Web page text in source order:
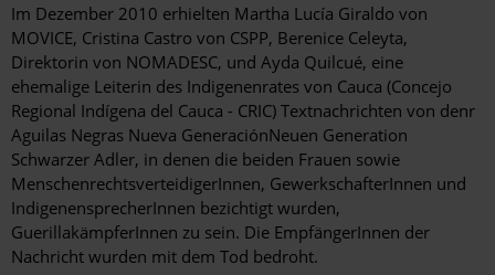
Im Dezember 2010 erhielten Martha Lucía Giraldo von
MOVICE, Cristina Castro von CSPP, Berenice Celeyta,
Direktorin von NOMADESC, und Ayda Quilcué, eine
ehemalige Leiterin des Indigenenrates von Cauca (Concejo
Regional Indígena del Cauca - CRIC) Textnachrichten von denr
Aguilas Negras Nueva GeneraciónNeuen Generation
Schwarzer Adler, in denen die beiden Frauen sowie
MenschenrechtsverteidigerInnen, GewerkschafterInnen und
IndigenensprecherInnen bezichtigt wurden,
GuerillakämpferInnen zu sein. Die EmpfängerInnen der
Nachricht wurden mit dem Tod bedroht.